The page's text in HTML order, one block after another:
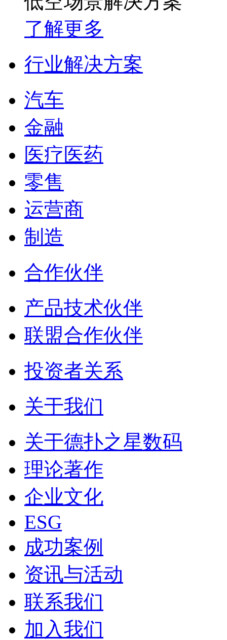
了解更多
行业解决方案
汽车
金融
医疗医药
零售
运营商
制造
合作伙伴
产品技术伙伴
联盟合作伙伴
投资者关系
关于我们
关于德扑之星数码
理论著作
企业文化
ESG
成功案例
资讯与活动
联系我们
加入我们